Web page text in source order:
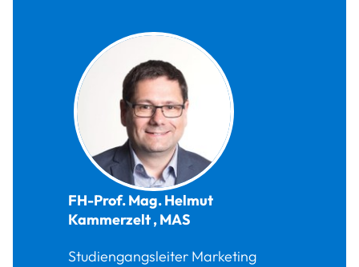
FH-Prof. Mag.Helmut
Kammerzelt,MAS
Studiengangsleiter Marketing